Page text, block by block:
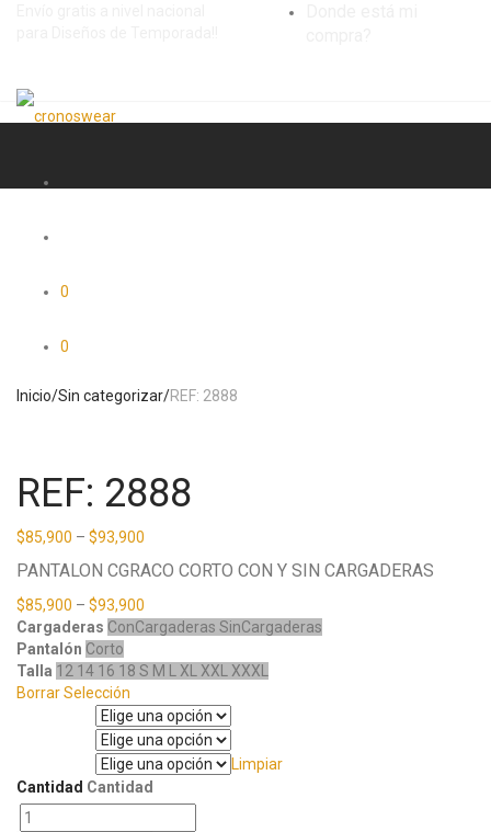
0
0
Inicio/Sin categorizar/REF: 2888
REF: 2888
$85,900 – $93,900
PANTALON CGRACO CORTO CON Y SIN CARGADERAS
$85,900 – $93,900
Cargaderas ConCargaderas SinCargaderas
Pantalón Corto
Talla 12 14 16 18 S M L XL XXL XXXL
Borrar Selección
Limpiar
Cantidad Cantidad